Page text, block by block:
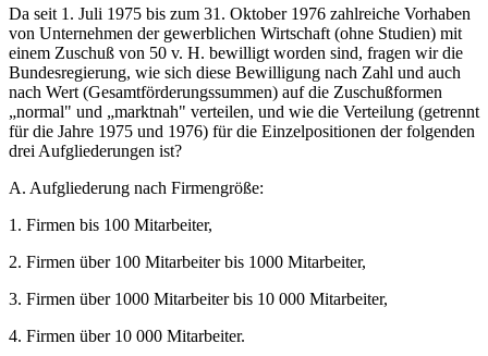
Da seit 1. Juli 1975 bis zum 31. Oktober 1976 zahlreiche Vorhaben
von Unternehmen der gewerblichen Wirtschaft (ohne Studien) mit
einem Zuschuß von 50 v. H. bewilligt worden sind, fragen wir die
Bundesregierung, wie sich diese Bewilligung nach Zahl und auch
nach Wert (Gesamtförderungssummen) auf die Zuschußformen
„normal" und „marktnah" verteilen, und wie die Verteilung (getrennt
für die Jahre 1975 und 1976) für die Einzelpositionen der folgenden
drei Aufgliederungen ist?
A. Aufgliederung nach Firmengröße:
1. Firmen bis 100 Mitarbeiter,
2. Firmen über 100 Mitarbeiter bis 1000 Mitarbeiter,
3. Firmen über 1000 Mitarbeiter bis 10 000 Mitarbeiter,
4. Firmen über 10 000 Mitarbeiter.